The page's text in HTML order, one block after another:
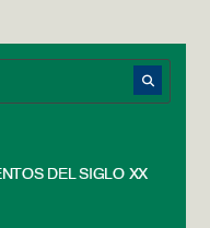
DEL SIGLO XX